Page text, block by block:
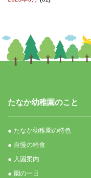
たなか幼稚園のこと
● たなか幼稚園の特色
● 自慢の給食
● 入園案内
● 園の一日